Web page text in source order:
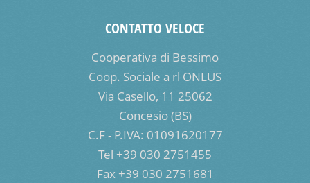
CONTATTO VELOCE
Cooperativa di Bessimo
Coop. Sociale a rl ONLUS
Via Casello, 11 25062
Concesio (BS)
C.F - P.IVA: 01091620177
Tel +39 030 2751455
Fax +39 030 2751681